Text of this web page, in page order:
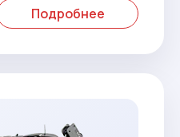
Подробнее